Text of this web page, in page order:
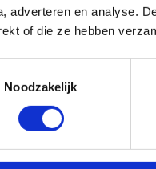
adverteren en analyse.
of die ze hebben
Noodzakelijk
bevindt zich op het
is Loopbaan Campus
We promoten zo niet
“Voor ieder wat wils”.
De Groene Jager, staat
van 3 kilometer. Hier